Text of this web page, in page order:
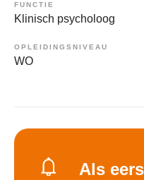
FUNCTIE
Klinisch psycholoog
OPLEIDINGSNIVEAU
WO
Als